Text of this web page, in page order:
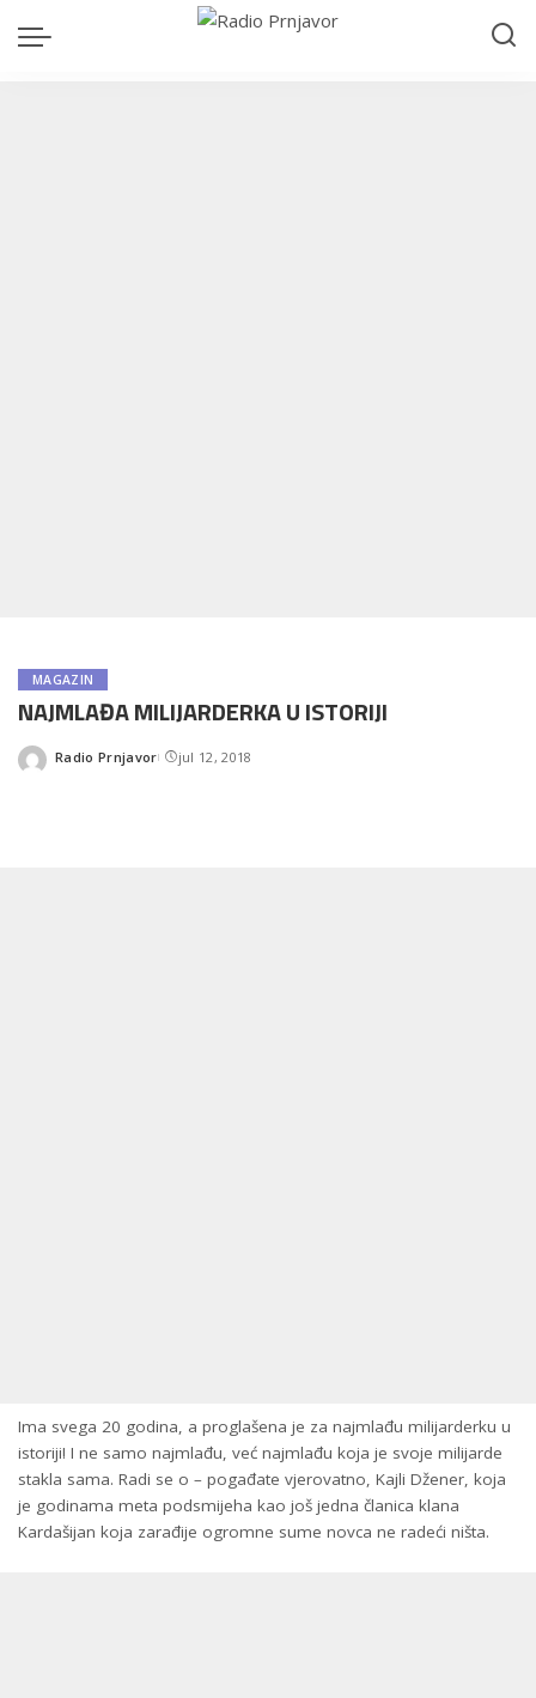
MAGAZIN
NAJMLAĐA MILIJARDERKA U ISTORIJI
Posted
Radio Prnjavor jul 12, 2018
Ima svega 20 godina, a proglašena je za najmlađu milijarderku u
istoriji! I ne samo najmlađu, već najmlađu koja je svoje milijarde
stakla sama. Radi se o – pogađate vjerovatno, Kajli Džener, koja
je godinama meta podsmijeha kao još jedna članica klana
Kardašijan koja zarađije ogromne sume novca ne radeći ništa.